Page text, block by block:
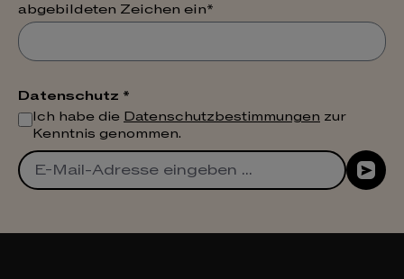
abgebildeten Zeichen ein*
Datenschutz *
Ich habe die Datenschutzbestimmungen zur
Kenntnis genommen.